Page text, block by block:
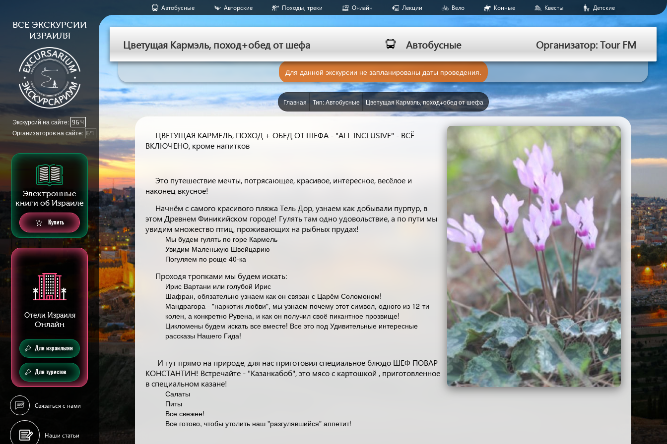
Aвтобусные Авторские Походы, треки Онлайн Лекции Вело Конные Квесты Детские
ВСЕ ЭКСКУРСИИ
ИЗРАИЛЯ
Экскурсий на сайте: 964
Организаторов на сайте: 67
Электронные
книги об Израиле
Купить
Отели Израиля
Онлайн
Для израильтян
Для туристов
Связаться с нами
Наши статьи
Цветущая Кармэль, поход+обед от шефа Aвтобусные Организатор: Tour FM
Для данной экскурсии не запланированы даты проведения.
Главная Тип: Aвтобусные Цветущая Кармэль, поход+обед от шефа
ЦВЕТУЩАЯ КАРМЕЛЬ, ПОХОД + ОБЕД ОТ ШЕФА - "ALL INCLUSIVE" - ВСЁ
ВКЛЮЧЕНО, кроме напитков
Это путешествие мечты, потрясающее, красивое, интересное, весёлое и
наконец вкусное!
Начнём с самого красивого пляжа Тель Дор, узнаем как добывали пурпур, в
этом Древнем Финикийском городе! Гулять там одно удовольствие, а по пути мы
увидим множество птиц, проживающих на рыбных прудах!
Мы будем гулять по горе Кармель
Увидим Маленькую Швейцарию
Погуляем по роще 40-ка
Проходя тропками мы будем искать:
Ирис Вартани или голубой Ирис
Шафран, обязательно узнаем как он связан с Царём Соломоном!
Мандрагора - "наркотик любви", мы узнаем почему этот символ, одного из 12-ти
колен, а конкретно Рувена, и как он получил своё пикантное прозвище!
Цикломены будем искать все вместе! Все это под Удивительные интересные
рассказы Нашего Гида!
И тут прямо на природе, для нас приготовил специальное блюдо ШЕФ ПОВАР
КОНСТАНТИН! Встречайте - "Казанкабоб", это мясо с картошкой , приготовленное
в специальном казане!
Салаты
Питы
Все свежее!
Все готово, чтобы утолить наш "разгулявшийся" аппетит!